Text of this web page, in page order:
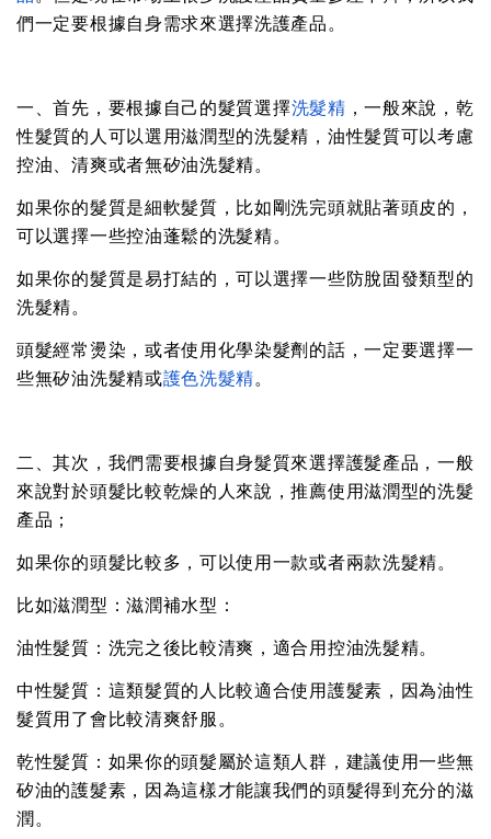
們一定要根據自身需求來選擇洗護產品。
一、首先，要根據自己的髮質選擇洗髮精 ，一般來說，乾
性髮質的人可以選用滋潤型的洗髮精，油性髮質可以考慮
控油、清爽或者無矽油洗髮精。
如果你的髮質是細軟髮質，比如剛洗完頭就貼著頭皮的，
可以選擇一些控油蓬鬆的洗髮精。
如果你的髮質是易打結的，可以選擇一些防脫固發類型的
洗髮精。
頭髮經常燙染，或者使用化學染髮劑的話，一定要選擇一
些無矽油洗髮精或護色洗髮精。
二、其次，我們需要根據自身髮質來選擇護髮產品，一般
來說對於頭髮比較乾燥的人來說，推薦使用滋潤型的洗髮
產品；
如果你的頭髮比較多，可以使用一款或者兩款洗髮精。
比如滋潤型：滋潤補水型：
油性髮質：洗完之後比較清爽，適合用控油洗髮精。
中性髮質：這類髮質的人比較適合使用護髮素，因為油性
髮質用了會比較清爽舒服。
乾性髮質：如果你的頭髮屬於這類人群，建議使用一些無
矽油的護髮素，因為這樣才能讓我們的頭髮得到充分的滋
潤。